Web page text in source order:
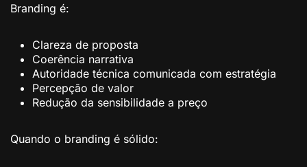
Branding é:
Clareza de proposta
Coerência narrativa
Autoridade técnica comunicada com estratégia
Percepção de valor
Redução da sensibilidade a preço
Quando o branding é sólido: